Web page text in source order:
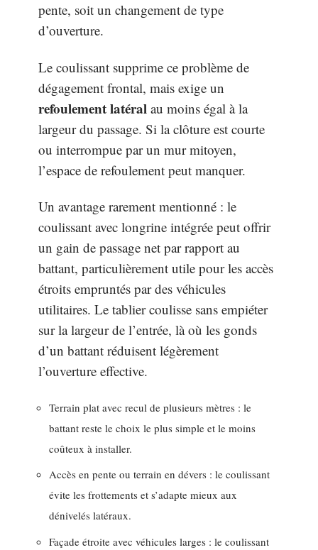
pente, soit un changement de type
d’ouverture.
Le coulissant supprime ce problème de
dégagement frontal, mais exige un
refoulement latéral au moins égal à la
largeur du passage. Si la clôture est courte
ou interrompue par un mur mitoyen,
l’espace de refoulement peut manquer.
Un avantage rarement mentionné : le
coulissant avec longrine intégrée peut offrir
un gain de passage net par rapport au
battant, particulièrement utile pour les accès
étroits empruntés par des véhicules
utilitaires. Le tablier coulisse sans empiéter
sur la largeur de l’entrée, là où les gonds
d’un battant réduisent légèrement
l’ouverture effective.
Terrain plat avec recul de plusieurs mètres : le
battant reste le choix le plus simple et le moins
coûteux à installer.
Accès en pente ou terrain en dévers : le coulissant
évite les frottements et s’adapte mieux aux
dénivelés latéraux.
Façade étroite avec véhicules larges : le coulissant